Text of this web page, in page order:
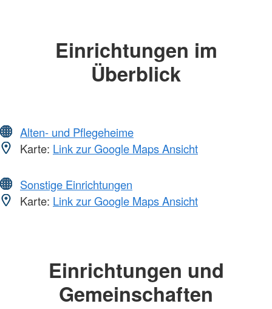
Einrichtungen im
Überblick
Alten- und Pflegeheime
Karte: Link zur Google Maps Ansicht
Sonstige Einrichtungen
Karte: Link zur Google Maps Ansicht
Einrichtungen und
Gemeinschaften